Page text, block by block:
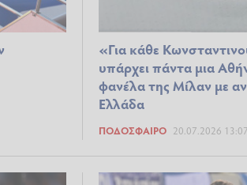
«Για κάθε
υπάρχει πάντα μια
φανέλα της Μίλαν με
Ελλάδα
ΠΟΔΌΣΦΑΙΡΟ 20.07.2026 13:07